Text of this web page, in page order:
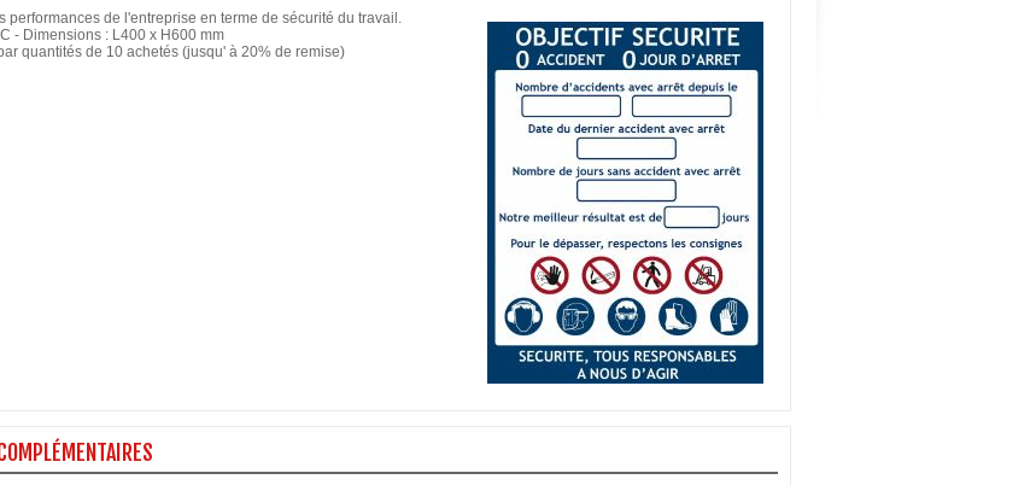
performances de l'entreprise en terme de sécurité du travail.
- Dimensions : L400 x H600 mm
quantités de 10 achetés (jusqu' à 20% de remise)